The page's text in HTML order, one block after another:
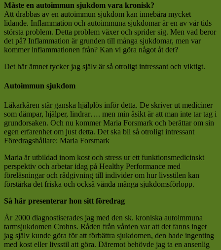
Måste en autoimmun sjukdom vara kronisk?
Att drabbas av en autoimmun sjukdom kan innebära mycket
lidande. Inflammation och autoimmuna sjukdomar är en av vår tids
största problem. Detta problem växer och sprider sig. Men vad beror
det på? Inflammation är grunden till många sjukdomar, men var
kommer inflammationen från? Kan vi göra något åt det?
Det här ämnet tycker jag själv är så otroligt intressant och viktigt.
Autoimmun sjukdom
Läkarkåren står ganska hjälplös inför detta. De skriver ut mediciner
som dämpar, hjälper, lindrar…. men min åsikt är att man inte tar tag i
grundorsaken. Och nu kommer Maria Forsmark och berättar om sin
egen erfarenhet om just detta. Det ska bli så otroligt intressant
Föredragshållare: Maria Forsmark
Maria är utbildad inom kost och stress ur ett funktionsmedicinskt
perspektiv och arbetar idag på Healthy Performance med
föreläsningar och rådgivning till individer om hur livsstilen kan
förstärka det friska och också vända många sjukdomsförlopp.
Så här presenterar hon sitt föredrag
År 2000 diagnostiserades jag med den sk. kroniska autoimmuna
tarmsjukdomen Crohns. Råden från vården var att det fanns inget
jag själv kunde göra för att förbättra sjukdomen, den hade ingenting
med kost eller livsstil att göra. Däremot behövde jag ta en ansenlig